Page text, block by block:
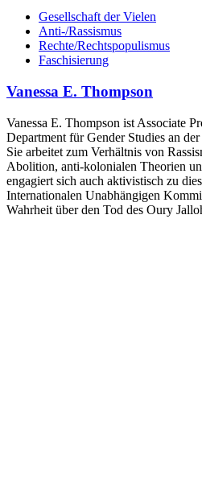
Gesellschaft der Vielen
Anti-/Rassismus
Rechte/Rechtspopulismus
Faschisierung
Vanessa E. Thompson
Vanessa E. Thompson ist Associate
Department für Gender Studies an
Sie arbeitet zum Verhältnis von
Abolition, anti-kolonialen Theorien
engagiert sich auch aktivistisch zu
Internationalen Unabhängigen
Wahrheit über den Tod des Oury